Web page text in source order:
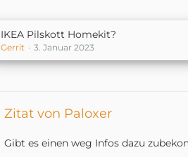
IKEA Pilskott Homekit?
Gerrit 3. Januar 2023
Zitat von Paloxer
Gibt es einen weg Infos dazu